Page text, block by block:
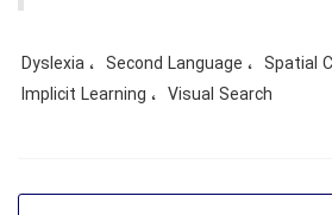
Dyslexia
Second Language
Spatial
Implicit Learning
Visual Search